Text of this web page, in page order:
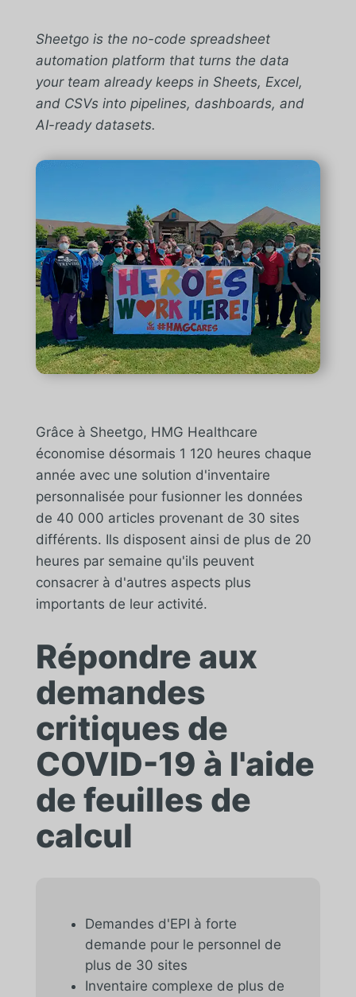
Sheetgo is the no-code spreadsheet
automation platform that turns the data
your team already keeps in Sheets, Excel,
and CSVs into pipelines, dashboards, and
AI-ready datasets.
Grâce à Sheetgo, HMG Healthcare
économise désormais 1 120 heures chaque
année avec une solution d'inventaire
personnalisée pour fusionner les données
de 40 000 articles provenant de 30 sites
différents. Ils disposent ainsi de plus de 20
heures par semaine qu'ils peuvent
consacrer à d'autres aspects plus
importants de leur activité.
Répondre aux
demandes
critiques de
COVID-19 à l'aide
de feuilles de
calcul
Demandes d'EPI à forte
demande pour le personnel de
plus de 30 sites
Inventaire complexe de plus de